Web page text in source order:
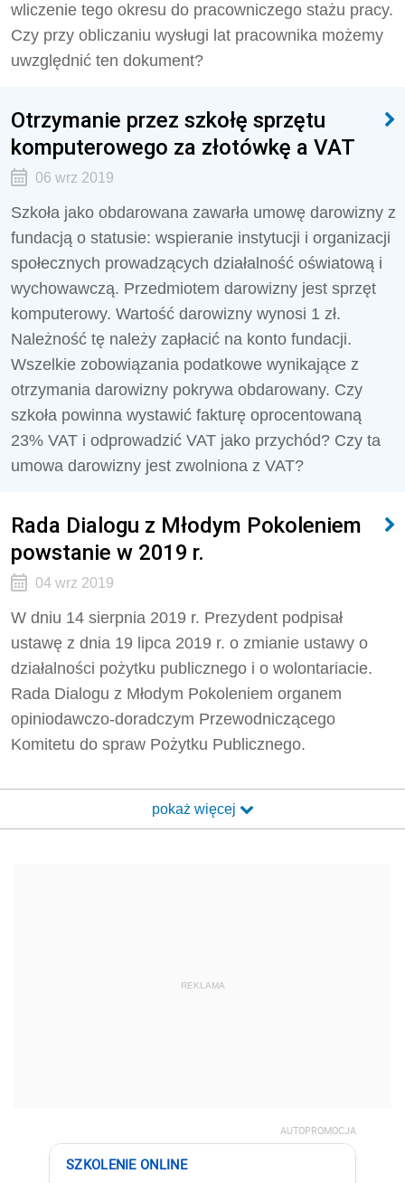
wliczenie tego okresu do pracowniczego stażu pracy.
Czy przy obliczaniu wysługi lat pracownika możemy
uwzględnić ten dokument?
Otrzymanie przez szkołę sprzętu
komputerowego za złotówkę a VAT
06 wrz 2019
Szkoła jako obdarowana zawarła umowę darowizny z
fundacją o statusie: wspieranie instytucji i organizacji
społecznych prowadzących działalność oświatową i
wychowawczą. Przedmiotem darowizny jest sprzęt
komputerowy. Wartość darowizny wynosi 1 zł.
Należność tę należy zapłacić na konto fundacji.
Wszelkie zobowiązania podatkowe wynikające z
otrzymania darowizny pokrywa obdarowany. Czy
szkoła powinna wystawić fakturę oprocentowaną
23% VAT i odprowadzić VAT jako przychód? Czy ta
umowa darowizny jest zwolniona z VAT?
Rada Dialogu z Młodym Pokoleniem
powstanie w 2019 r.
04 wrz 2019
W dniu 14 sierpnia 2019 r. Prezydent podpisał
ustawę z dnia 19 lipca 2019 r. o zmianie ustawy o
działalności pożytku publicznego i o wolontariacie.
Rada Dialogu z Młodym Pokoleniem organem
opiniodawczo-doradczym Przewodniczącego
Komitetu do spraw Pożytku Publicznego.
pokaż więcej
REKLAMA
AUTOPROMOCJA
SZKOLENIE ONLINE